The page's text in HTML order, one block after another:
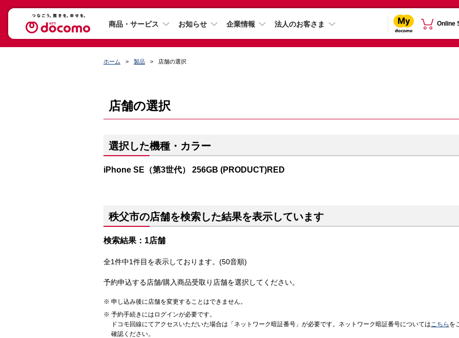
商品・サービス お知らせ 企業情報 法人のお客さま Online
ホーム 製品 店舗の選択
店舗の選択
選択した機種・カラー
iPhone SE（第3世代） 256GB (PRODUCT)RED
秩父市の店舗を検索した結果を表示しています
検索結果：1店舗
全1件中1件目を表示しております。(50音順)
予約申込する店舗/購入商品受取り店舗を選択してください。
申し込み後に店舗を変更することはできません。
予約手続きにはログインが必要です。
ドコモ回線にてアクセスいただいた場合は「ネットワーク暗証番号」が必要です。ネットワーク暗証番号についてはこちら を
確認ください。